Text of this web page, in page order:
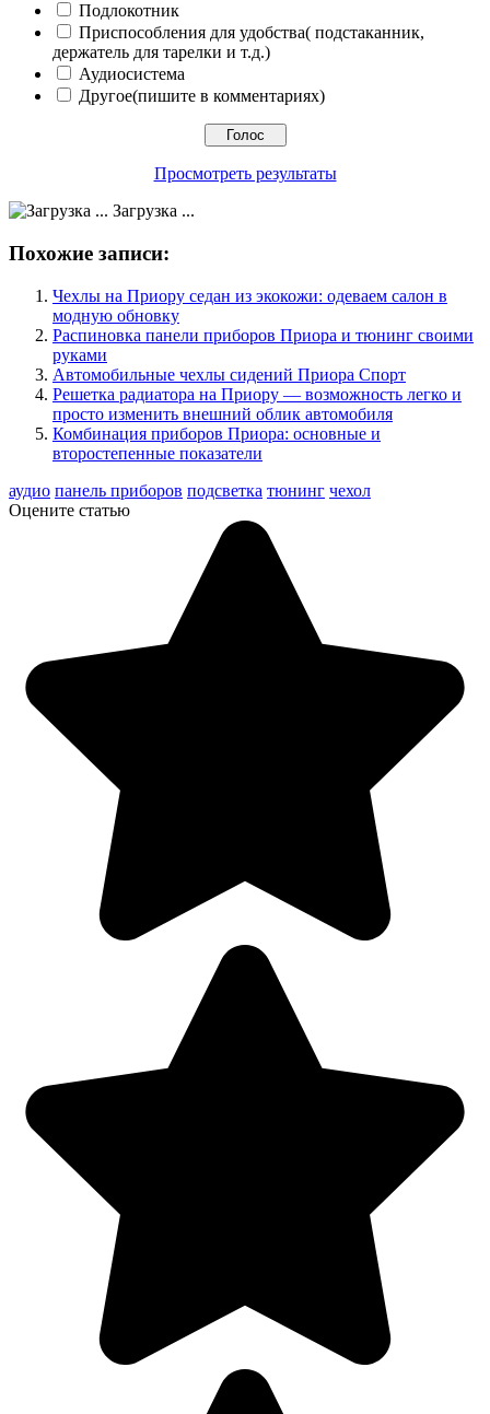
Подлокотник
Приспособления для удобства( подстаканник,
держатель для тарелки и т.д.)
Аудиосистема
Другое(пишите в комментариях)
Просмотреть результаты
Загрузка ...
Похожие записи:
Чехлы на Приору седан из экокожи: одеваем салон в
модную обновку
Распиновка панели приборов Приора и тюнинг своими
руками
Автомобильные чехлы сидений Приора Спорт
Решетка радиатора на Приору — возможность легко и
просто изменить внешний облик автомобиля
Комбинация приборов Приора: основные и
второстепенные показатели
аудио панель приборов подсветка тюнинг чехол
Оцените статью